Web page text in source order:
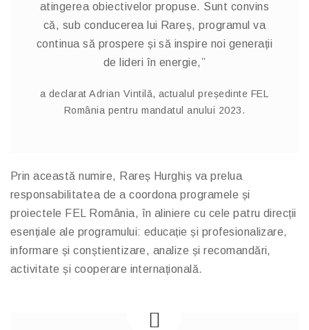
atingerea obiectivelor propuse. Sunt convins
că, sub conducerea lui Rareș, programul va
continua să prospere și să inspire noi generații
de lideri în energie,”
a declarat Adrian Vintilă, actualul președinte FEL
România pentru mandatul anului 2023.
Prin această numire, Rareș Hurghiș va prelua
responsabilitatea de a coordona programele și
proiectele FEL România, în aliniere cu cele patru direcții
esențiale ale programului: educație și profesionalizare,
informare și conștientizare, analize și recomandări,
activitate și cooperare internațională.